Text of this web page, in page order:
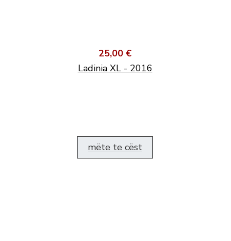
25,00 €
Ladinia XL - 2016
mëte te cëst